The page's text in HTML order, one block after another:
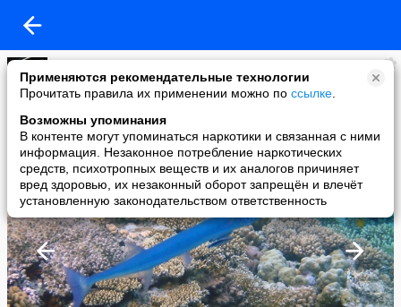
Применяются рекомендательные технологии
Прочитать правила их применении можно по ссылке
Возможны упоминания
В контенте могут упоминаться наркотики и связанная с ними
информация. Незаконное потребление наркотических
средств, психотропных веществ и их аналогов причиняет
вред здоровью, их незаконный оборот запрещён и влечёт
установленную законодательством ответственность
Lena V
added a photo
17 Nov в 19:20